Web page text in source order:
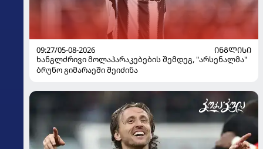
09:27/05-08-2026
ᲘᲜᲒᲚᲘᲡᲘ
ხანგლძრივი მოლაპარაკებების შემდეგ, "არსენალმა"
ბრუნო გიმარაეში შეიძინა